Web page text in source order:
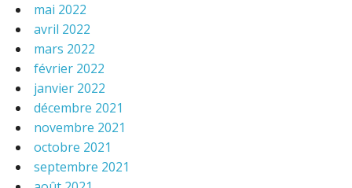
mai 2022
avril 2022
mars 2022
février 2022
janvier 2022
décembre 2021
novembre 2021
octobre 2021
septembre 2021